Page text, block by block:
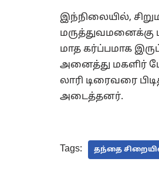
இந்நிலையில்,
மருத்துவமனைக்கு
மாத கர்ப்பமாக
அனைத்து மகளிர்
லாரி டிரைவரை
அடைத்தனர்.
Tags: தந்தை